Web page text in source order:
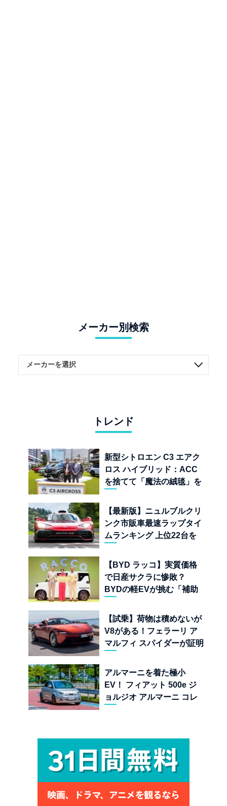
メーカー別検索
トレンド
新型シトロエン C3 エアク
ロス ハイブリッド：ACC
を捨てて「魔法の絨毯」を
児
【最新版】ニュルブルクリ
ンク市販車最速ラップタイ
ムランキング 上位22台を
【BYD ラッコ】実質価格
で日産サクラに惨敗？
BYDの軽EVが挑む「補助
界
【試乗】荷物は積めないが
V8がある！フェラーリ ア
マルフィ スパイダーが証明
ーの至福
アルマーニを着た極小
EV！ フィアット 500e ジ
ョルジオ アルマーニ コレ